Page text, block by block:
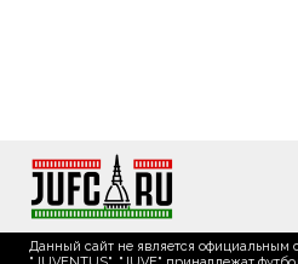
Данный сайт не является официальным